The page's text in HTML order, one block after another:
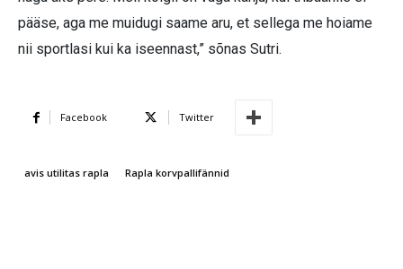
pääse, aga me muidugi saame aru, et sellega me hoiame
nii sportlasi kui ka iseennast,” sõnas Sutri.
Facebook Twitter
avis utilitas rapla Rapla korvpallifännid